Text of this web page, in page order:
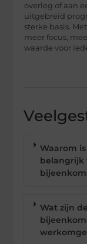
overleg of aan
uitgebreid
sterke basis.
meer focus,
waarde voor
Waarom
belangrijk
Wat zijn